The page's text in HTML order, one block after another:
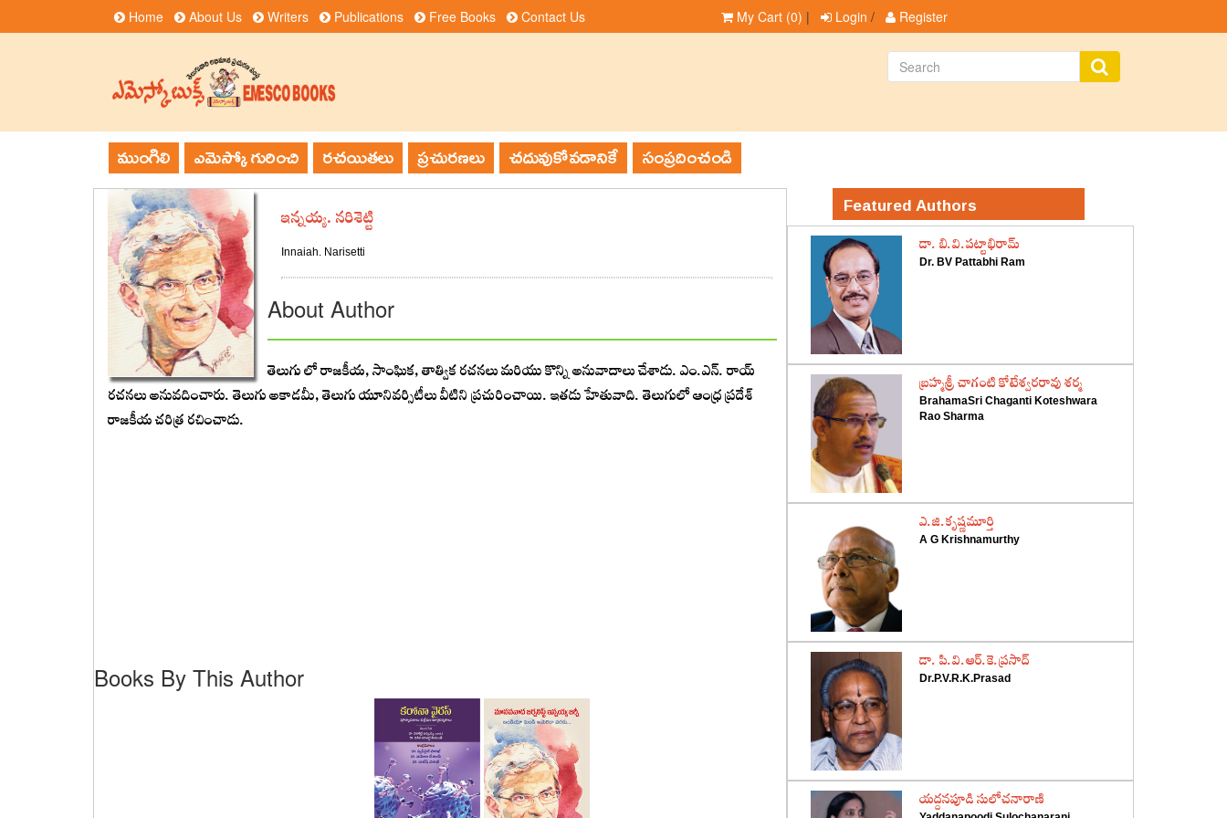
Home About Us Writers Publications Free Books Contact Us My Cart (0) | Login / Register
ముంగిలి ఎమెస్కో గురించి రచయితలు ప్రచురణలు చదువుకోవడానికే సంప్రదించండి
ఇన్నయ్య. నరిశెట్టి
Innaiah. Narisetti
About Author
తెలుగు లో రాజకీయ, సాంఘిక, తాత్విక రచనలు మరియు కొన్ని అనువాదాలు చేశాడు. ఎం.ఎన్. రాయ్‌
రచనలు అనువదించారు. తెలుగు అకాడమీ, తెలుగు యూనివర్సిటీలు వీటిని ప్రచురించాయి. ఇతడు హేతువాది. తెలుగులో ఆంధ్ర ప్రదేశ్
రాజకీయ చరిత్ర రచించాడు.
Books By This Author
Featured Authors
డా. బి.వి.పట్టాభిరామ్
Dr. BV Pattabhi Ram
‌బ్రహ్మశ్రీ చాగంటి కోటేశ్వరరావు శర్మ
BrahamaSri Chaganti Koteshwara
Rao Sharma
‌ఎ.జి.కృష్ణమూర్తి
A G Krishnamurthy
‌డా. పి.వి.ఆర్‌.కె.ప్రసాద్‌
Dr.P.V.R.K.Prasad
‌యద్దనపూడి సులోచనారాణి